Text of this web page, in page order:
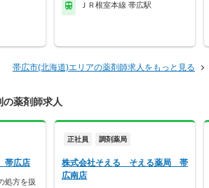
ＪＲ根室本線 帯広駅
帯広市(北海道)エリアの薬剤師求人をもっと見る
薬剤師求人
帯広店
処方を扱
正社員 調剤薬局
株式会社そえる そえる薬局 帯
広南店